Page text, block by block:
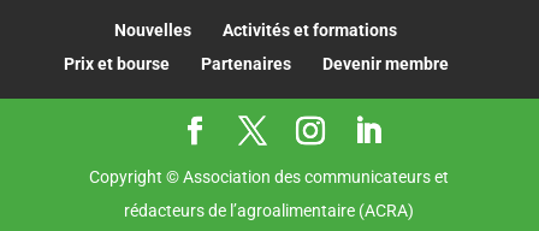
Nouvelles
Activités et formations
Prix et bourse
Partenaires Devenir membre
Copyright © Association des communicateurs et
rédacteurs de l’agroalimentaire (ACRA)